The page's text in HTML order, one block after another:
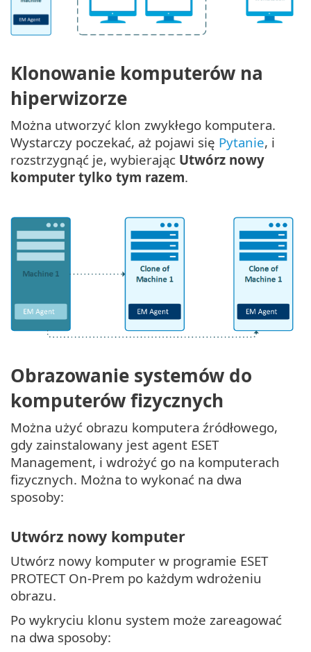
Klonowanie komputerów na
hiperwizorze
Można utworzyć klon zwykłego komputera.
Wystarczy poczekać, aż pojawi się Pytanie, i
rozstrzygnąć je, wybierając Utwórz nowy
komputer tylko tym razem.
Obrazowanie systemów do
komputerów fizycznych
Można użyć obrazu komputera źródłowego,
gdy zainstalowany jest agent ESET
Management, i wdrożyć go na komputerach
fizycznych. Można to wykonać na dwa
sposoby:
Utwórz nowy komputer
Utwórz nowy komputer w programie ESET
PROTECT On-Prem po każdym wdrożeniu
obrazu.
Po wykryciu klonu system może zareagować
na dwa sposoby: